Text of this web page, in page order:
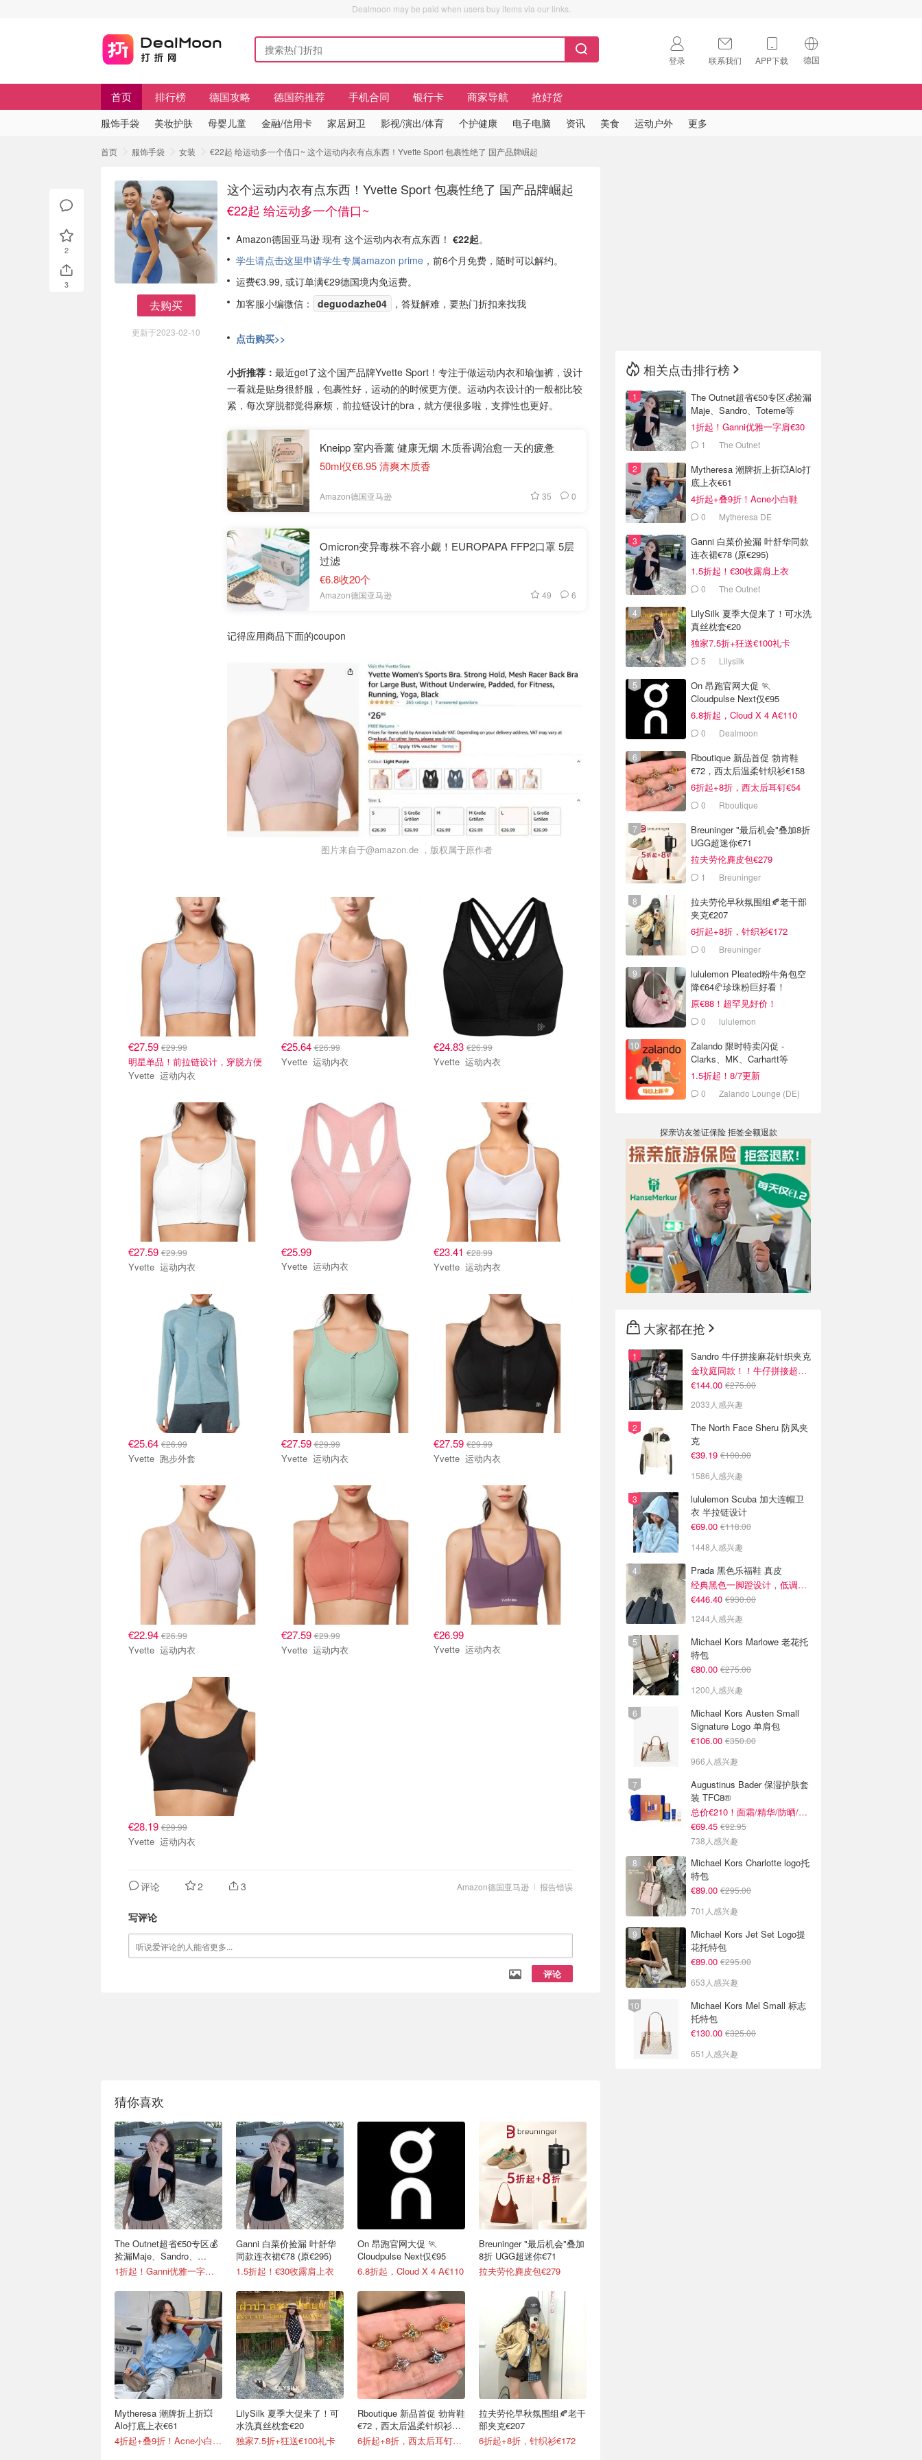
Dealmoon may be paid when users buy items via our links.
登录 联系我们 APP下载 德国
🇺🇸
首页 排行榜 德国攻略 德国药推荐 手机合同 银行卡 商家导航 抢好货
服饰手袋 美妆护肤 母婴儿童 金融/信用卡 家居厨卫 影视/演出/体育 个护健康 电子电脑 资讯 美食 运动户外 更多
首页 服饰手袋 女装 €22起 给运动多一个借口~ 这个运动内衣有点东西！Yvette Sport 包裹性绝了 国产品牌崛起
去购买
更新于2023-02-10
这个运动内衣有点东西！Yvette Sport 包裹性绝了 国产品牌崛起
€22起 给运动多一个借口~
Amazon德国亚马逊 现有 这个运动内衣有点东西！ €22起。
学生请点击这里申请学生专属amazon prime ，前6个月免费，随时可以解约。
运费€3.99, 或订单满€29德国境内免运费。
加客服小编微信：
deguodazhe04 ，答疑解难，要热门折扣来找我
点击购买>>
小折推荐： 最近get了这个国产品牌Yvette Sport！专注于做运动内衣和瑜伽裤，设计
一看就是贴身很舒服，包裹性好，运动的的时候更方便。运动内衣设计的一般都比较
紧，每次穿脱都觉得麻烦，前拉链设计的bra，就方便很多啦，支撑性也更好。
Kneipp 室内香薰 健康无烟 木质香调治愈一天的疲惫
50ml仅€6.95 清爽木质香
Amazon德国亚马逊 35 0
Omicron变异毒株不容小觑！EUROPAPA FFP2口罩 5层
过滤
€6.8收20个
Amazon德国亚马逊 49 6
记得应用商品下面的coupon
图片来自于@amazon.de ，版权属于原作者
€27.59 €29.99
明星单品！前拉链设计，穿脱方便
Yvette 运动内衣
€25.64€26.99
Yvette 运动内衣
€24.83 €26.99
Yvette 运动内衣
€27.59 €29.99
Yvette 运动内衣
€25.99
Yvette 运动内衣
€23.41 €28.99
Yvette 运动内衣
€25.64 €26.99
Yvette 跑步外套
€27.59€29.99
Yvette 运动内衣
€27.59 €29.99
Yvette 运动内衣
€22.94 €26.99
Yvette 运动内衣
€27.59€29.99
Yvette 运动内衣
€26.99
Yvette 运动内衣
€28.19 €29.99
Yvette 运动内衣
报告错误
Amazon德国亚马逊
评论 2 3
写评论
评论
猜你喜欢
The Outnet超省€50专区💰
捡漏Maje、Sandro、
Toteme等
1折起！Ganni优雅一字肩€30
Mytheresa 潮牌折上折💥
Alo打底上衣€61
4折起+叠9折！Acne小白鞋€264
Ganni 白菜价捡漏 叶舒华
同款连衣裙€78 (原€295)
1.5折起！€30收露肩上衣
LilySilk 夏季大促来了！可
水洗真丝枕套€20
独家7.5折+狂送€100礼卡
On 昂跑官网大促 🏃
Cloudpulse Next仅€95
6.8折起，Cloud X 4 A€110
Rboutique 新品首促 勃肯鞋
€72，西太后温柔针织衫
€158
6折起+8折，西太后耳钉€54
Breuninger "最后机会"叠加
8折 UGG超迷你€71
拉夫劳伦麂皮包€279
拉夫劳伦早秋氛围组🍂老干
部夹克€207
6折起+8折，针织衫€172
2
3
相关点击排行榜
The Outnet超省€50专区💰捡漏
Maje、Sandro、Toteme等
1折起！Ganni优雅一字肩€30
1 The Outnet
Mytheresa 潮牌折上折💥Alo打
底上衣€61
4折起+叠9折！Acne小白鞋
€2640 Mytheresa DE
Ganni 白菜价捡漏 叶舒华同款
连衣裙€78 (原€295)
1.5折起！€30收露肩上衣
0 The Outnet
LilySilk 夏季大促来了！可水洗
真丝枕套€20
独家7.5折+狂送€100礼卡
5 Lilysilk
On 昂跑官网大促 🏃
Cloudpulse Next仅€95
6.8折起，Cloud X 4 A€110
0 Dealmoon
Rboutique 新品首促 勃肯鞋
€72，西太后温柔针织衫€158
6折起+8折，西太后耳钉€54
0 Rboutique
Breuninger "最后机会"叠加8折
UGG超迷你€71
拉夫劳伦麂皮包€279
1 Breuninger
拉夫劳伦早秋氛围组🍂老干部
夹克€207
6折起+8折，针织衫€172
0 Breuninger
lululemon Pleated粉牛角包空
降€64🥐珍珠粉巨好看！
原€88！超罕见好价！
0 lululemon
Zalando 限时特卖闪促 -
Clarks、MK、Carhartt等
1.5折起！8/7更新
0 Zalando Lounge (DE)
探亲访友签证保险 拒签全额退款
大家都在抢
Sandro 牛仔拼接麻花针织夹克
金玟庭同款！！牛仔拼接超有层次感
€144.00 €275.00
2033人感兴趣
The North Face Sheru 防风夹
克
€39.19 €100.00
1586人感兴趣
lululemon Scuba 加大连帽卫
衣 半拉链设计
€69.00 €118.00
1448人感兴趣
Prada 黑色乐福鞋 真皮
经典黑色一脚蹬设计，低调百搭又高级
€446.40 €930.00
1244人感兴趣
Michael Kors Marlowe 老花托
特包
€80.00 €275.00
1200人感兴趣
Michael Kors Austen Small
Signature Logo 单肩包
€106.00 €350.00
966人感兴趣
Augustinus Bader 保湿护肤套
装 TFC8®
总价€210！面霜/精华/防晒/面膜
€69.45 €92.95
738人感兴趣
Michael Kors Charlotte logo托
特包
€89.00 €295.00
701人感兴趣
Michael Kors Jet Set Logo提
花托特包
€89.00 €295.00
653人感兴趣
Michael Kors Mel Small 标志
托特包
€130.00 €325.00
651人感兴趣